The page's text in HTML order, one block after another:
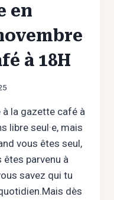
en
à 18H
la gazette café à
libre seul·e, mais
vous êtes seul,
parvenu à
savez qui tu
dès